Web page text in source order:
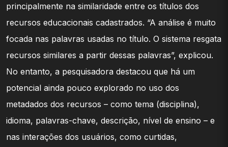
principalmente na similaridade entre os títulos dos
recursos educacionais cadastrados. “A análise é muito
focada nas palavras usadas no título. O sistema resgata
recursos similares a partir dessas palavras”, explicou.
No entanto, a pesquisadora destacou que há um
potencial ainda pouco explorado no uso dos
metadados dos recursos – como tema (disciplina),
idioma, palavras-chave, descrição, nível de ensino – e
nas interações dos usuários, como curtidas,